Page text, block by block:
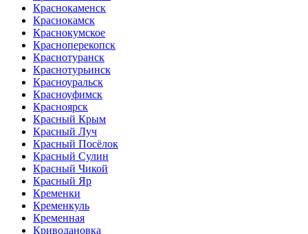
Краснокаменск
Краснокамск
Краснокумское
Красноперекопск
Краснотуранск
Краснотурьинск
Красноуральск
Красноуфимск
Красноярск
Красный Крым
Красный Луч
Красный Посёлок
Красный Сулин
Красный Чикой
Красный Яр
Кременки
Кременкуль
Кременная
Криводановка